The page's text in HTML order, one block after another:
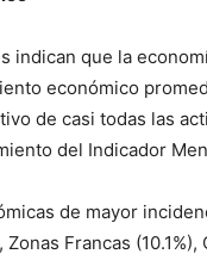
indican que la
económico
de casi todas las
del Indicador
de mayor
Francas